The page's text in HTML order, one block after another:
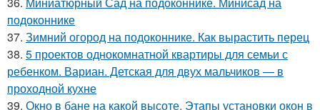
подоконнике
37. Зимний огород на подоконнике. Как вырастить перец
38. 5 проектов однокомнатной квартиры для семьи с
ребенком. Вариан. Детская для двух мальчиков — в
проходной кухне
39. Окно в бане на какой высоте. Этапы установки окон в